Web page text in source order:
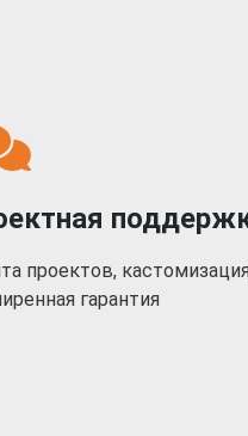
проектов,
гарантия